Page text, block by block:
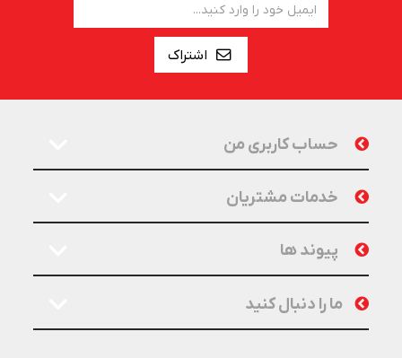
اشتراک
حساب کاربری من
خدمات مشتریان
پیوند ها
ما را دنبال کنید